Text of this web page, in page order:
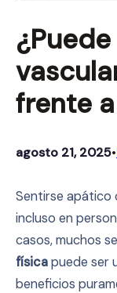
frente
agosto 21, 2025•
Sentirse apático
incluso en
casos, muchos
físicapuede ser
beneficios